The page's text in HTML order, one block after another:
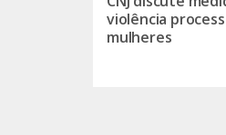
violência
mulheres